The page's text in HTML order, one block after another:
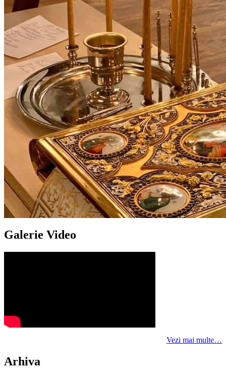
Galerie Video
Vezi mai multe…
Arhiva